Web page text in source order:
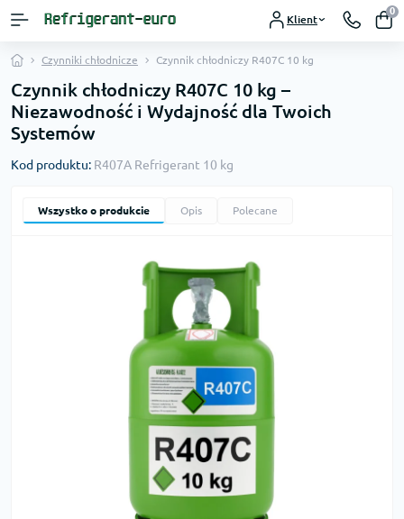
Klient
0
Czynniki chłodnicze Czynnik chłodniczy R407С 10 kg
Czynnik chłodniczy R407C 10 kg –
Niezawodność i Wydajność dla Twoich
Systemów
Kod produktu: R407A Refrigerant 10 kg
Wszystko o produkcie Opis Polecane